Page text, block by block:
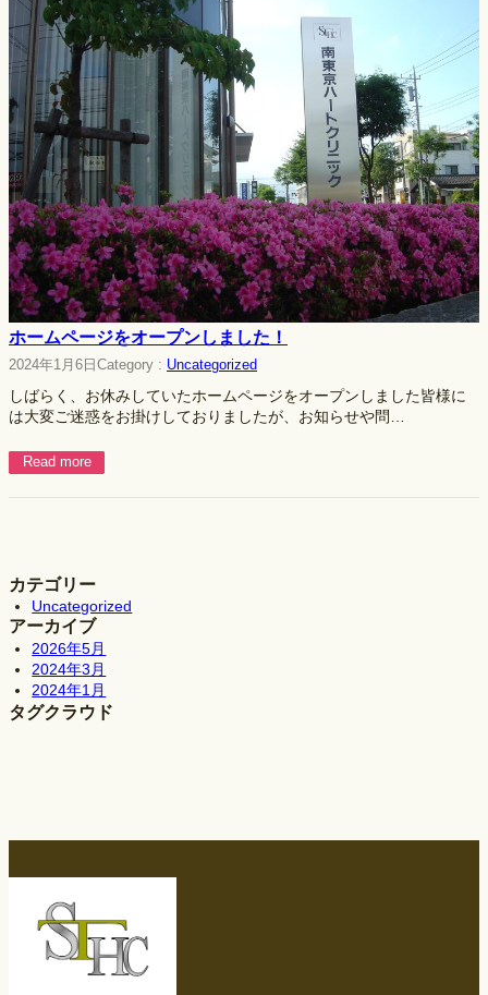
ホームページをオープンしました！
2024年1月6日 Category : Uncategorized
しばらく、お休みしていたホームページをオープンしました皆様に
は大変ご迷惑をお掛けしておりましたが、お知らせや問…
Read more
カテゴリー
Uncategorized
アーカイブ
2026年5月
2024年3月
2024年1月
タグクラウド